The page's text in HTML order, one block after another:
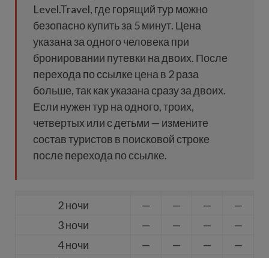
Level.Travel, где горящий тур можно
безопасно купить за 5 минут. Цена
указана за одного человека при
бронировании путевки на двоих. После
перехода по ссылке цена в 2 раза
больше, так как указана сразу за двоих.
Если нужен тур на одного, троих,
четвертых или с детьми — измените
состав туристов в поисковой строке
после перехода по ссылке.
2 ночи — — —
—
3 ночи
— — —
—
4 ночи
— — —
—